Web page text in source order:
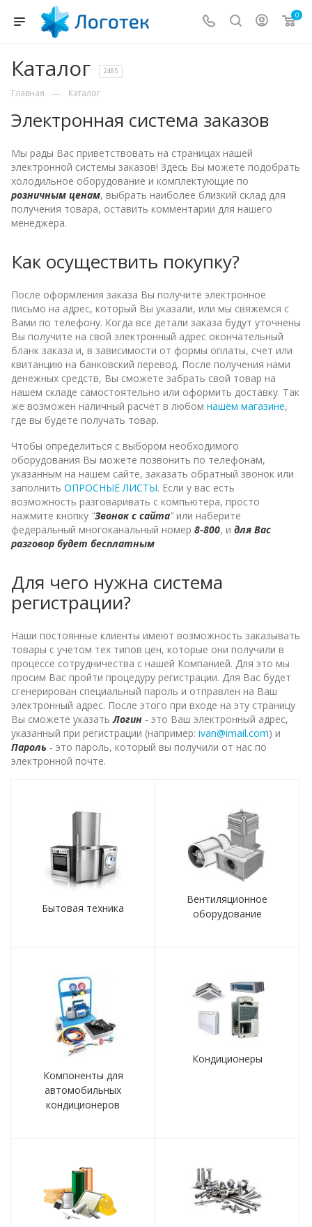
0
Каталог 2485
Главная — Каталог
Электронная система заказов
Мы рады Вас приветствовать на страницах нашей
электронной системы заказов! Здесь Вы можете подобрать
холодильное оборудование и комплектующие по
розничным ценам, выбрать наиболее близкий склад для
получения товара, оставить комментарии для нашего
менеджера.
Как осуществить покупку?
После оформления заказа Вы получите электронное
письмо на адрес, который Вы указали, или мы свяжемся с
Вами по телефону. Когда все детали заказа будут уточнены
Вы получите на свой электронный адрес окончательный
бланк заказа и, в зависимости от формы оплаты, счет или
квитанцию на банковский перевод. После получения нами
денежных средств, Вы сможете забрать свой товар на
нашем складе самостоятельно или оформить доставку. Так
же возможен наличный расчет в любом нашем магазине,
где вы будете получать товар.
Чтобы определиться с выбором необходимого
оборудования Вы можете позвонить по телефонам,
указанным на нашем сайте, заказать обратный звонок или
заполнить ОПРОСНЫЕ ЛИСТЫ. Если у вас есть
возможность разговаривать с компьютера, просто
нажмите кнопку "Звонок с сайта"или наберите
федеральный многоканальный номер 8-800, и для Вас
разговор будет бесплатным
Для чего нужна система
регистрации?
Наши постоянные клиенты имеют возможность заказывать
товары с учетом тех типов цен, которые они получили в
процессе сотрудничества с нашей Компанией. Для это мы
просим Вас пройти процедуру регистрации. Для Вас будет
сгенерирован специальный пароль и отправлен на Ваш
электронный адрес. После этого при входе на эту страницу
Вы сможете указатьЛогин - это Ваш электронный адрес,
указанный при регистрации (например: ivan@imail.com) и
Пароль - это пароль, который вы получили от нас по
электронной почте.
Бытовая техника
Вентиляционное
оборудование
Компоненты для
автомобильных
кондиционеров
Кондиционеры